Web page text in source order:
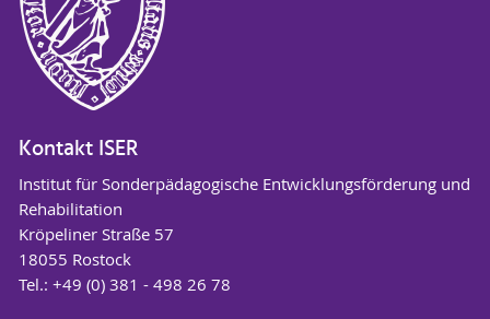
Kontakt ISER
Institut für Sonderpädagogische Entwicklungsförderung und
Rehabilitation
Kröpeliner Straße 57
18055 Rostock
Tel.: +49 (0) 381 - 498 26 78